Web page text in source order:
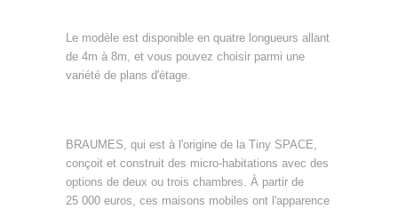
Le modèle est disponible en quatre longueurs allant
de 4m à 8m, et vous pouvez choisir parmi une
variété de plans d'étage.
BRAUMES, qui est à l'origine de la Tiny SPACE,
conçoit et construit des micro-habitations avec des
options de deux ou trois chambres. À partir de
25 000 euros, ces maisons mobiles ont l'apparence